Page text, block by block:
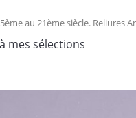
au 21ème siècle. Reliures
mes sélections